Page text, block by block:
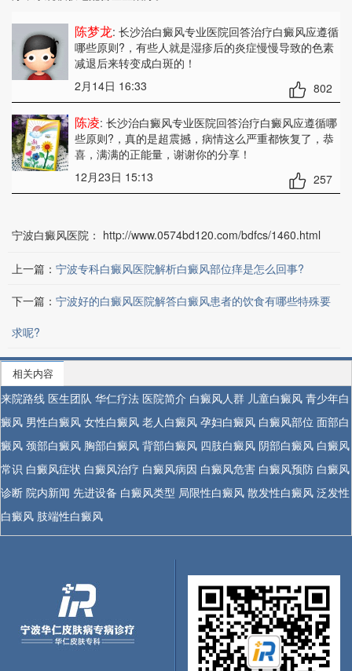
陈梦龙: 长沙治白癜风专业医院回答治疗白癜风应遵循
哪些原则? ，有些人就是湿疹后的炎症慢慢导致的色素
减退后来转变成白斑的！
2月14日 16:33
802
陈凌: 长沙治白癜风专业医院回答治疗白癜风应遵循哪
些原则? ，真的是超震撼，病情这么严重都恢复了，恭
喜，满满的正能量，谢谢你的分享！
12月23日 15:13
257
宁波白癜风医院： http://www.0574bd120.com/bdfcs/1460.html
上一篇： 宁波专科白癜风医院解析白癜风部位痒是怎么回事?
下一篇： 宁波好的白癜风医院解答白癜风患者的饮食有哪些特殊要
求呢?
相关内容
来院路线 医生团队 华仁疗法 医院简介 白癜风人群 儿童白癜风 青少年白
癜风 男性白癜风 女性白癜风 老人白癜风 孕妇白癜风 白癜风部位 面部白
癜风 颈部白癜风 胸部白癜风 背部白癜风 四肢白癜风 阴部白癜风 白癜风
常识 白癜风症状 白癜风治疗 白癜风病因 白癜风危害 白癜风预防 白癜风
诊断 院内新闻 先进设备 白癜风类型 局限性白癜风 散发性白癜风 泛发性
白癜风 肢端性白癜风